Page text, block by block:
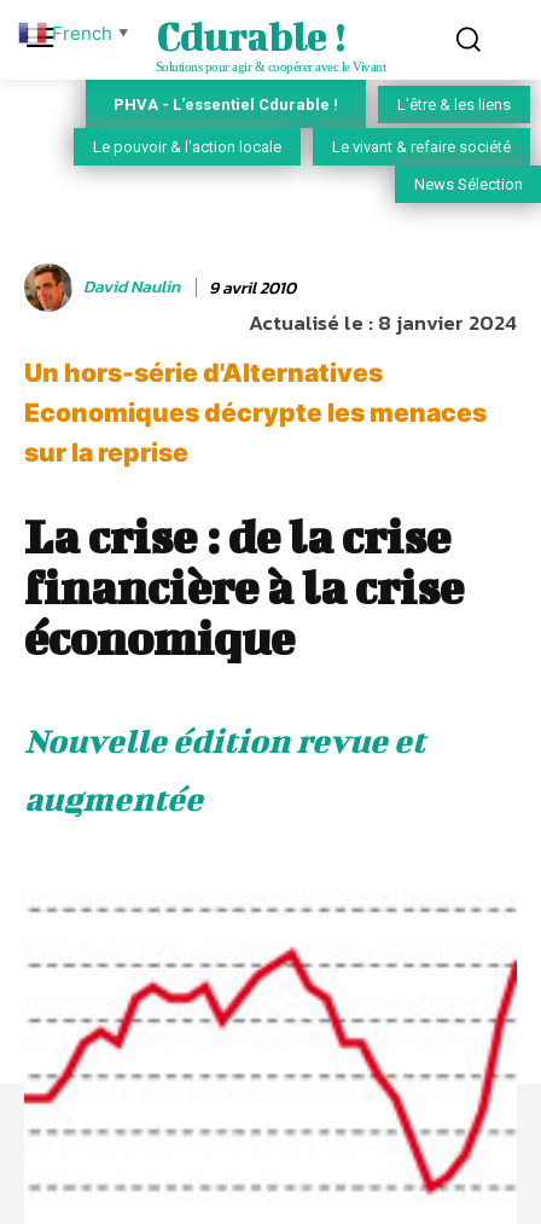
Cdurable !
Solutions pour agir & coopérer avec le Vivant
PHVA - L'essentiel Cdurable ! L'être & les liens
Le pouvoir & l'action locale Le vivant & refaire société
News Sélection
David Naulin 9 avril 2010
Actualisé le :8 janvier 2024
Un hors-série d'Alternatives
Economiques décrypte les menaces
sur la reprise
La crise : de la crise
financière à la crise
économique
Nouvelle édition revue et
augmentée
French ▼